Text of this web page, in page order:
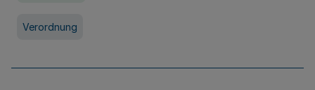
Verordnung